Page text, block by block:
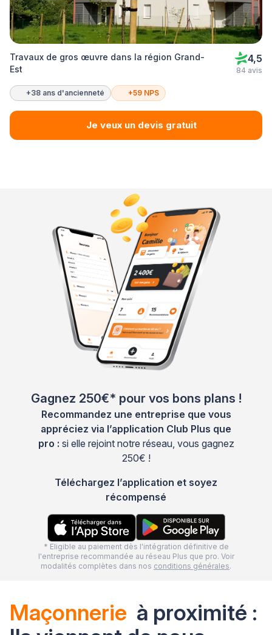
Travaux de gros œuvre dans la région Grand-
Est
4,5
84 avis
+38 ans d'ancienneté +59 NPS
Je veux un devis gratuit
Gagnez 250€* pour vos bons plans !
Recommandez une entreprise que vous
appréciez via l’application Club Plus que
pro : si elle rejoint notre réseau, vous gagnez
250€ !
Téléchargez l’application et soyez
récompensé
* Eligible au paiement dès l'intégration définitive de
l'entreprise recommandée au réseau Plus que pro. Voir
modalités complètes dans nos conditions générales.
Maçonnerie à proximité :